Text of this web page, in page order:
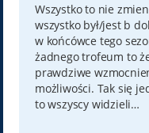
Wszystko to nie
wszystko był/jest b
w końcówce tego
żadnego trofeum to
prawdziwe
możliwości. Tak się
to wszyscy widzieli…